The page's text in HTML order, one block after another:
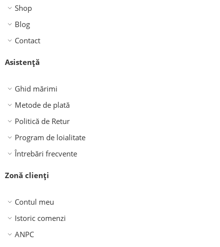
Shop
Blog
Contact
Asistență
Ghid mărimi
Metode de plată
Politică de Retur
Program de loialitate
Întrebări frecvente
Zonă clienți
Contul meu
Istoric comenzi
ANPC